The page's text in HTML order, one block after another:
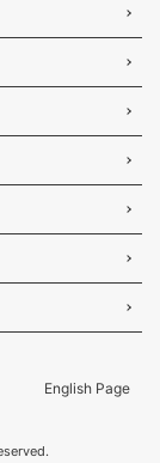
English Page